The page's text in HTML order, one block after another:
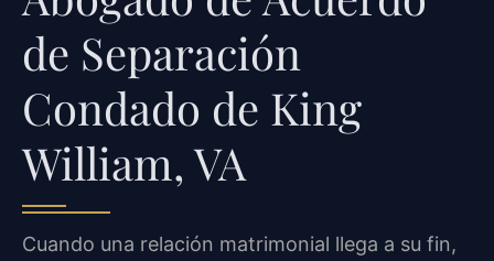
de Separación
Condado de King
William, VA
Cuando una relación matrimonial llega a su fin,